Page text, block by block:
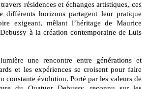
résidences et échanges artistiques, ces
différents horizons partagent leur pratique
exigeant, mêlant l’héritage de Maurice
à la création contemporaine de Luis
une rencontre entre générations et
et les expériences se croisent pour faire
constante évolution. Porté par les valeurs de